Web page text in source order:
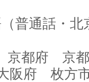
普通話・北
京都府 京都
方市、